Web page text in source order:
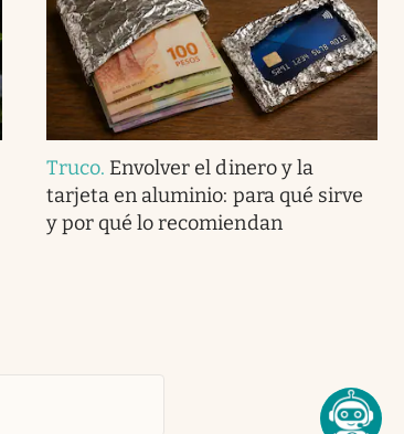
Truco. Envolver el dinero y la
tarjeta en aluminio: para qué sirve
y por qué lo recomiendan